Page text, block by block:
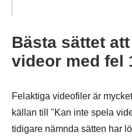
Bästa sättet
videor med fel
Felaktiga videofiler är
källan till "Kan inte spela
tidigare nämnda sätten har